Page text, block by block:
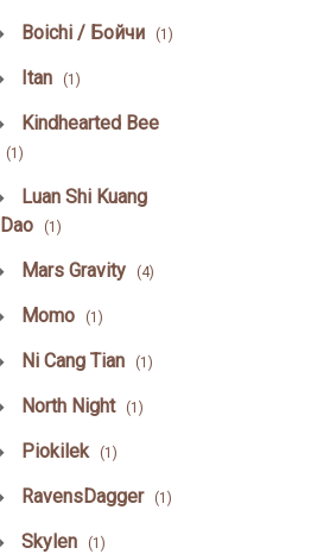
Boichi / Бойчи (1)
Itan (1)
Kindhearted Bee
(1)
Luan Shi Kuang
Dao
(1)
Mars Gravity (4)
Momo (1)
Ni Cang Tian (1)
North Night (1)
Piokilek (1)
RavensDagger (1)
Skylen (1)